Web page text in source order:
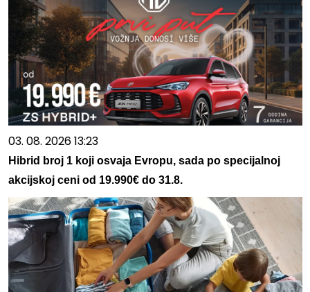
03. 08. 2026 13:23
Hibrid broj 1 koji osvaja Evropu, sada po specijalnoj
akcijskoj ceni od 19.990€ do 31.8.